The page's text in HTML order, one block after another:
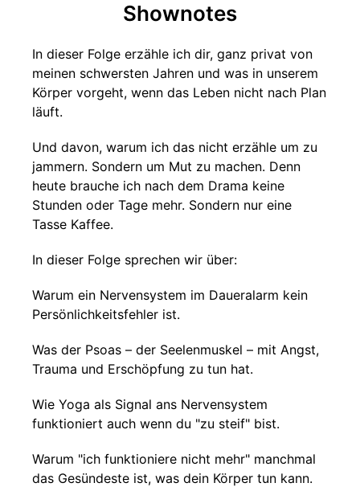
Shownotes
In dieser Folge erzähle ich dir, ganz privat von
meinen schwersten Jahren und was in unserem
Körper vorgeht, wenn das Leben nicht nach Plan
läuft.
Und davon, warum ich das nicht erzähle um zu
jammern. Sondern um Mut zu machen. Denn
heute brauche ich nach dem Drama keine
Stunden oder Tage mehr. Sondern nur eine
Tasse Kaffee.
In dieser Folge sprechen wir über:
Warum ein Nervensystem im Daueralarm kein
Persönlichkeitsfehler ist.
Was der Psoas – der Seelenmuskel – mit Angst,
Trauma und Erschöpfung zu tun hat.
Wie Yoga als Signal ans Nervensystem
funktioniert auch wenn du "zu steif" bist.
Warum "ich funktioniere nicht mehr" manchmal
das Gesündeste ist, was dein Körper tun kann.